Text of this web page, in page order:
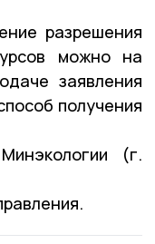
разрешения
можно на
заявления
получения
(г.